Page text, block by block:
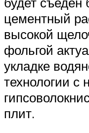
цементный
высокой
фольгой
укладке
технологии с
плит.